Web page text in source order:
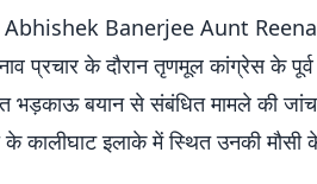
Banerjee Aunt Reena
प्रचार के दौरान तृणमूल कांग्रेस के पूर्व
भड़काऊ बयान से संबंधित मामले की
के कालीघाट इलाके में स्थित उनकी मौसी